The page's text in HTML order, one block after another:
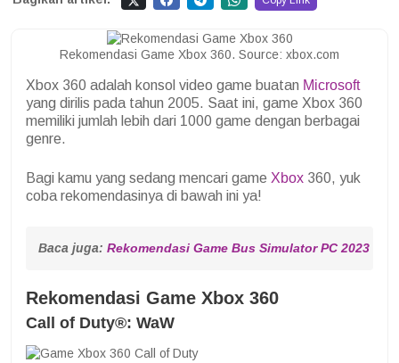
Rekomendasi Game Xbox 360. Source: xbox.com
Xbox 360 adalah konsol video game buatan Microsoft
yang dirilis pada tahun 2005. Saat ini, game Xbox 360
memiliki jumlah lebih dari 1000 game dengan berbagai
genre.
Bagi kamu yang sedang mencari game Xbox 360, yuk
coba rekomendasinya di bawah ini ya!
Baca juga: Rekomendasi Game Bus Simulator PC 2023
Rekomendasi Game Xbox 360
Call of Duty®: WaW